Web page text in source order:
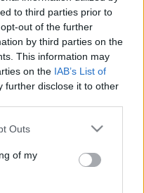
to third parties prior to
out of the further
by third parties on the
This information may
on the IAB’s List of
further disclose it to other
one or more Google
You may click to
its third-party tags to
in below Google
Outs
of my
rakás pénzt bocsátott a
rendelkezésére, igaz,
finanszíroz, ám azok
Várfok Galéria meg az
közös történetéről,
az idei pályázatuk az